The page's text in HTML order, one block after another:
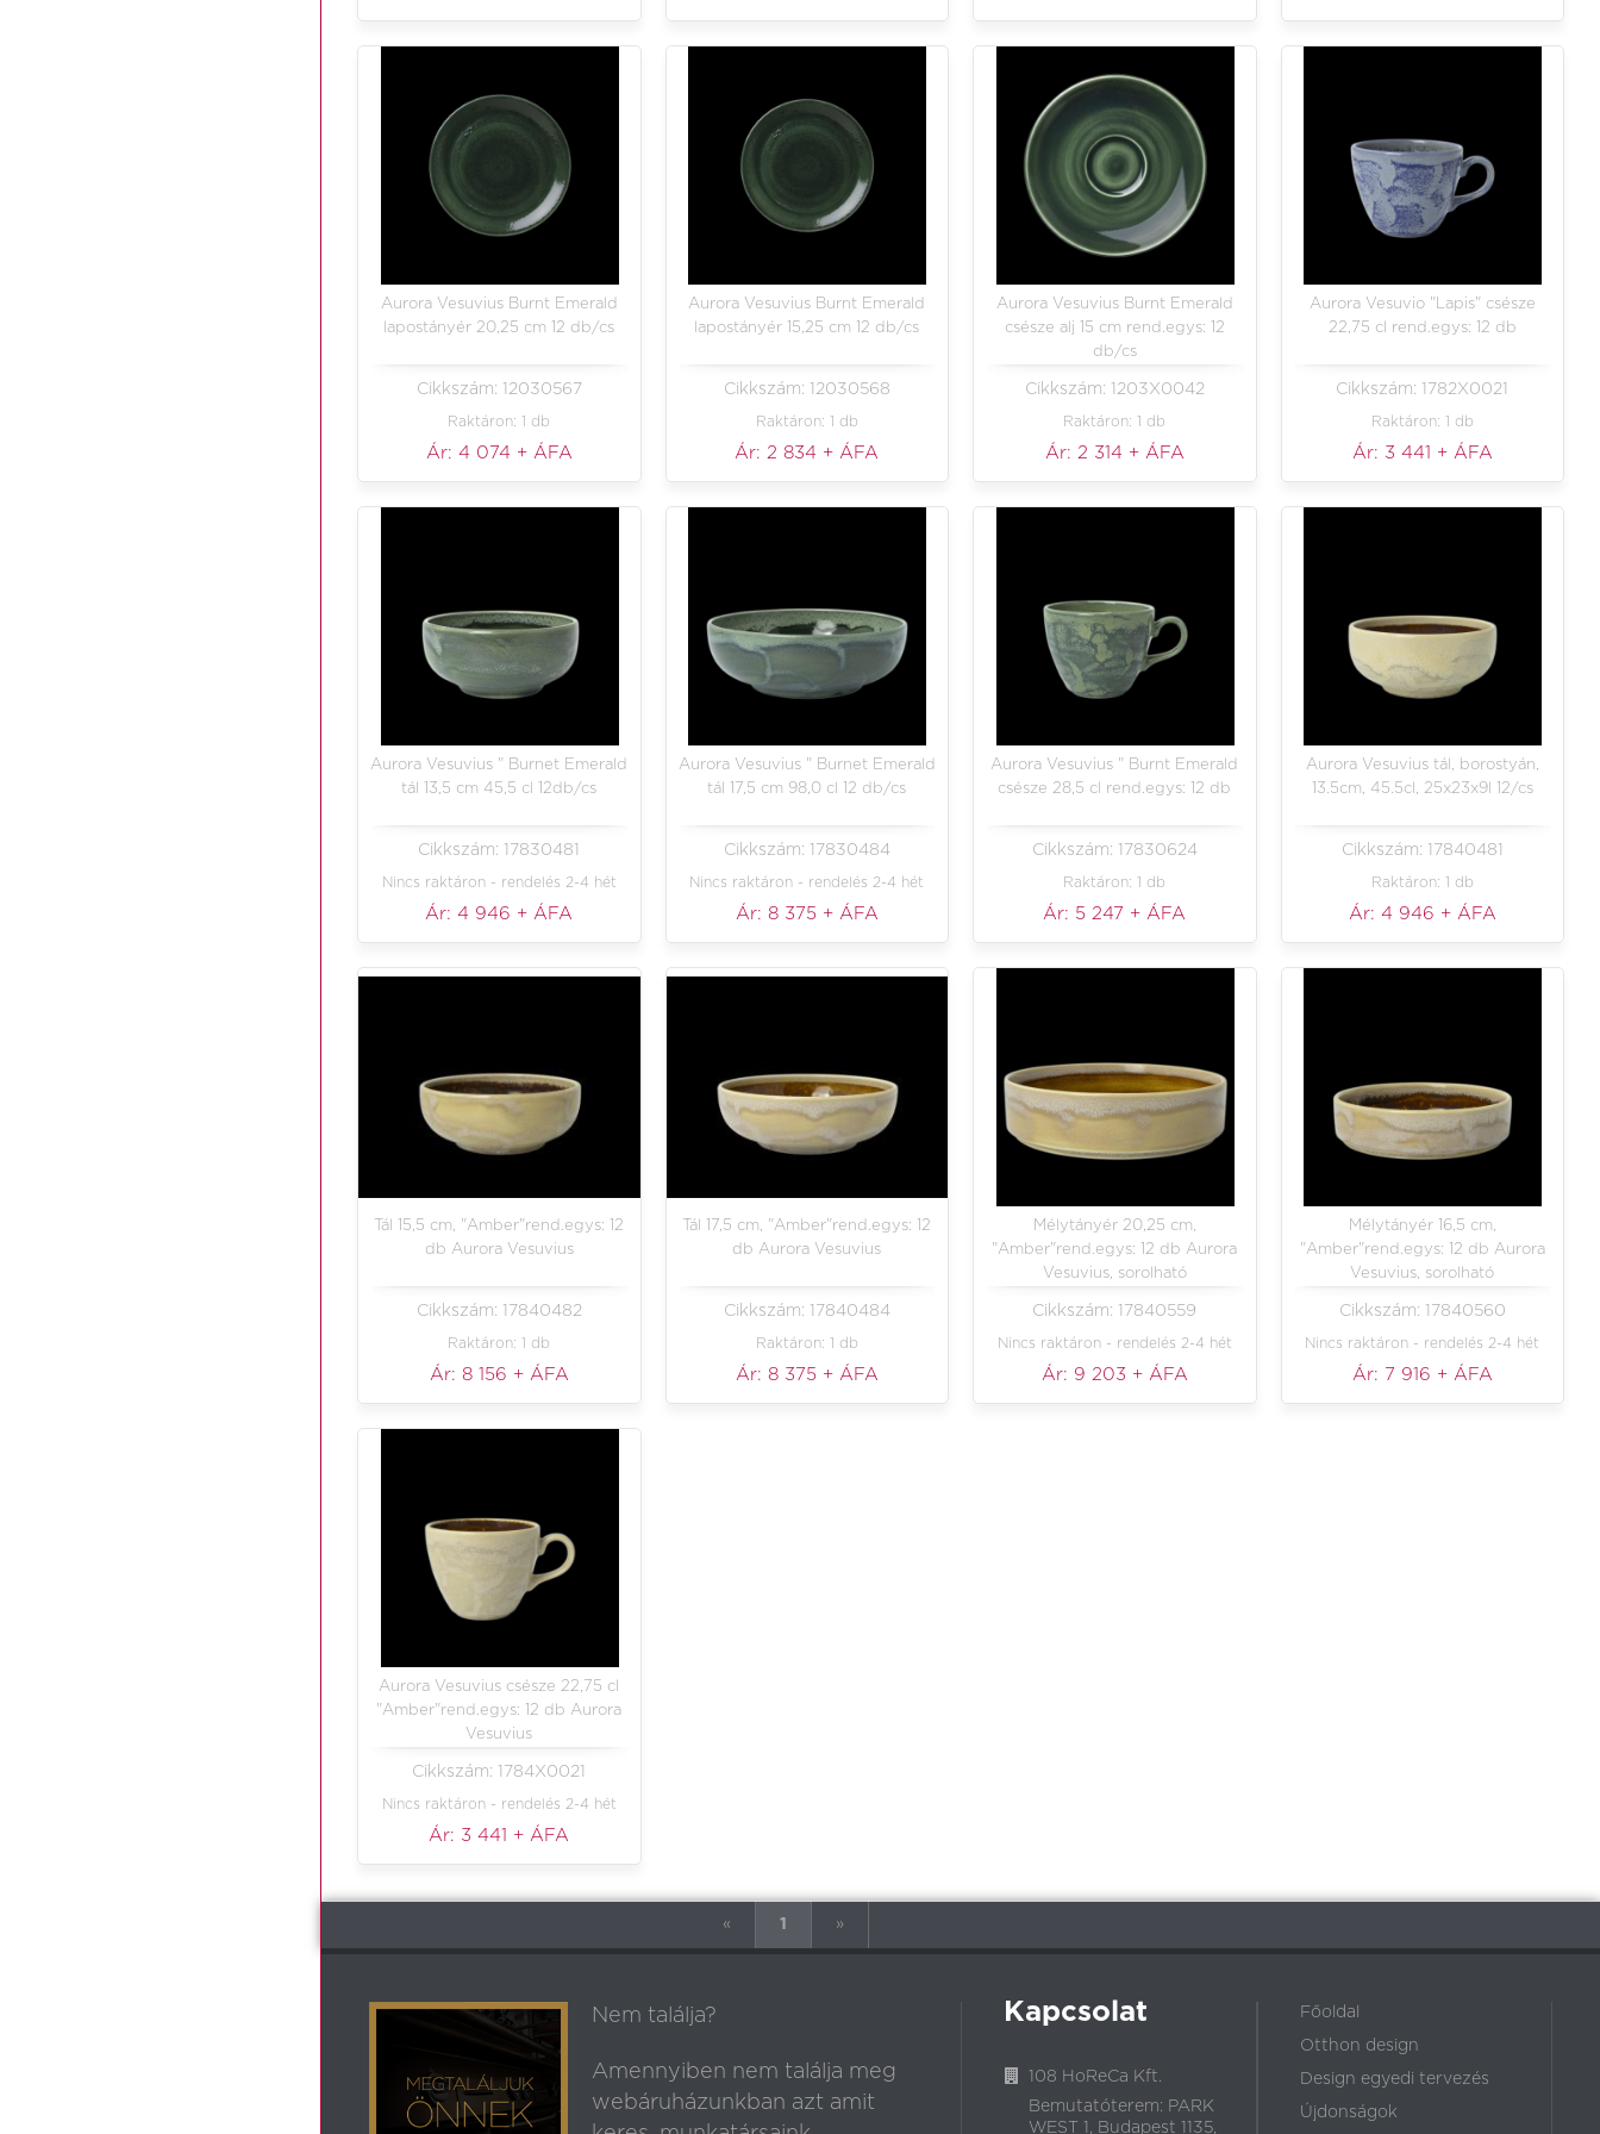
Aurora Vesuvius Burnt Emerald
lapostányér 20,25 cm 12 db/cs
Cikkszám: 12030567
Raktáron: 1 db
Ár: 4 074 + ÁFA
Aurora Vesuvius Burnt Emerald
lapostányér 15,25 cm 12 db/cs
Cikkszám: 12030568
Raktáron: 1 db
Ár: 2 834 + ÁFA
Aurora Vesuvius Burnt Emerald
csésze alj 15 cm rend.egys: 12
db/cs
Cikkszám: 1203X0042
Raktáron: 1 db
Ár: 2 314 + ÁFA
Aurora Vesuvio "Lapis" csésze
22,75 cl rend.egys: 12 db
Cikkszám: 1782X0021
Raktáron: 1 db
Ár: 3 441 + ÁFA
Aurora Vesuvius " Burnet Emerald
tál 13,5 cm 45,5 cl 12db/cs
Cikkszám: 17830481
Nincs raktáron - rendelés 2-4 hét
Ár:4 946 + ÁFA
Aurora Vesuvius " Burnet Emerald
tál 17,5 cm 98,0 cl 12 db/cs
Cikkszám: 17830484
Nincs raktáron - rendelés 2-4 hét
Ár: 8 375 + ÁFA
Aurora Vesuvius " Burnt Emerald
csésze 28,5 cl rend.egys: 12 db
Cikkszám: 17830624
Raktáron: 1 db
Ár: 5 247 + ÁFA
Aurora Vesuvius tál, borostyán,
13.5cm, 45.5cl, 25x23x9l 12/cs
Cikkszám: 17840481
Raktáron: 1 db
Ár: 4 946 + ÁFA
Tál 15,5 cm, "Amber"rend.egys: 12
db Aurora Vesuvius
Cikkszám: 17840482
Raktáron: 1 db
Ár: 8 156 + ÁFA
Tál 17,5 cm, "Amber"rend.egys: 12
db Aurora Vesuvius
Cikkszám: 17840484
Raktáron: 1 db
Ár: 8 375 + ÁFA
Mélytányér 20,25 cm,
"Amber"rend.egys: 12 db Aurora
Vesuvius, sorolható
Cikkszám: 17840559
Nincs raktáron - rendelés 2-4 hét
Ár: 9 203 + ÁFA
Mélytányér 16,5 cm,
"Amber"rend.egys: 12 db Aurora
Vesuvius, sorolható
Cikkszám: 17840560
Nincs raktáron - rendelés 2-4 hét
Ár: 7 916 + ÁFA
Aurora Vesuvius csésze 22,75 cl
"Amber"rend.egys: 12 db Aurora
Vesuvius
Cikkszám: 1784X0021
Nincs raktáron - rendelés 2-4 hét
Ár: 3 441 + ÁFA
« 1 »
Nem találja?
Amennyiben nem találja meg
webáruházunkban azt amit
Kapcsolat
108 HoReCa Kft.
Bemutatóterem: PARK
WEST 1, Budapest 1135,
Főoldal
Otthon design
Design egyedi tervezés
Újdonságok